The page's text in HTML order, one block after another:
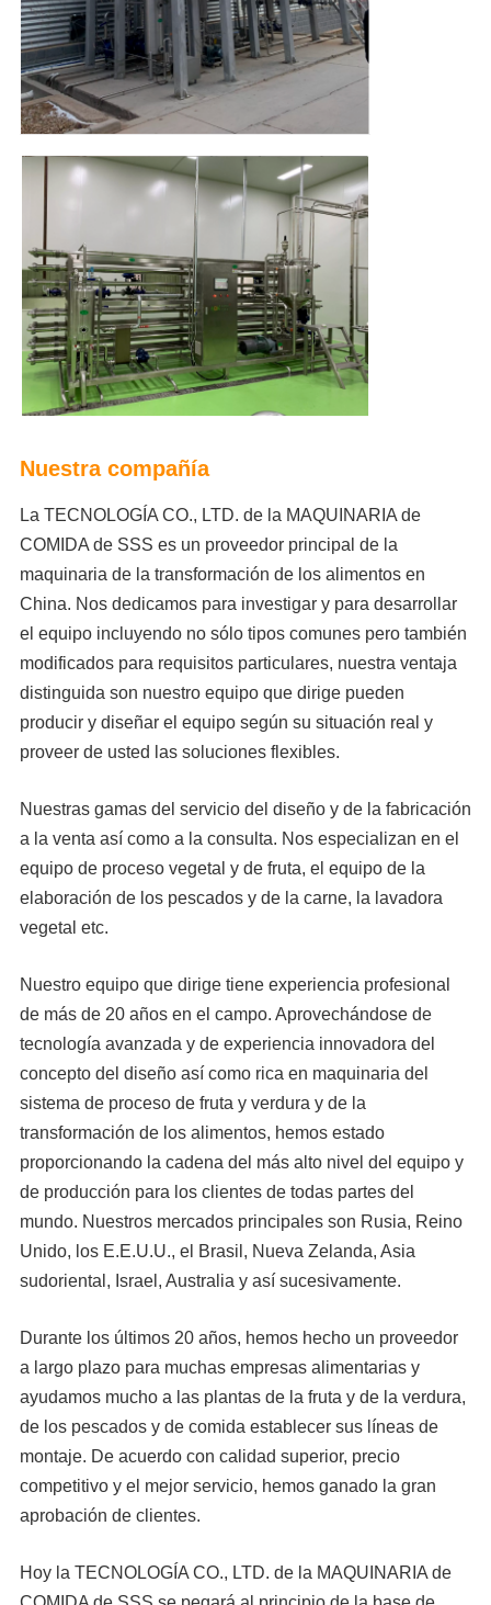
Nuestra compañía
La TECNOLOGÍA CO., LTD. de la MAQUINARIA de
COMIDA de SSS es un proveedor principal de la
maquinaria de la transformación de los alimentos en
China. Nos dedicamos para investigar y para desarrollar
el equipo incluyendo no sólo tipos comunes pero también
modificados para requisitos particulares, nuestra ventaja
distinguida son nuestro equipo que dirige pueden
producir y diseñar el equipo según su situación real y
proveer de usted las soluciones flexibles.
Nuestras gamas del servicio del diseño y de la fabricación
a la venta así como a la consulta. Nos especializan en el
equipo de proceso vegetal y de fruta, el equipo de la
elaboración de los pescados y de la carne, la lavadora
vegetal etc.
Nuestro equipo que dirige tiene experiencia profesional
de más de 20 años en el campo. Aprovechándose de
tecnología avanzada y de experiencia innovadora del
concepto del diseño así como rica en maquinaria del
sistema de proceso de fruta y verdura y de la
transformación de los alimentos, hemos estado
proporcionando la cadena del más alto nivel del equipo y
de producción para los clientes de todas partes del
mundo. Nuestros mercados principales son Rusia, Reino
Unido, los E.E.U.U., el Brasil, Nueva Zelanda, Asia
sudoriental, Israel, Australia y así sucesivamente.
Durante los últimos 20 años, hemos hecho un proveedor
a largo plazo para muchas empresas alimentarias y
ayudamos mucho a las plantas de la fruta y de la verdura,
de los pescados y de comida establecer sus líneas de
montaje. De acuerdo con calidad superior, precio
competitivo y el mejor servicio, hemos ganado la gran
aprobación de clientes.
Hoy la TECNOLOGÍA CO., LTD. de la MAQUINARIA de